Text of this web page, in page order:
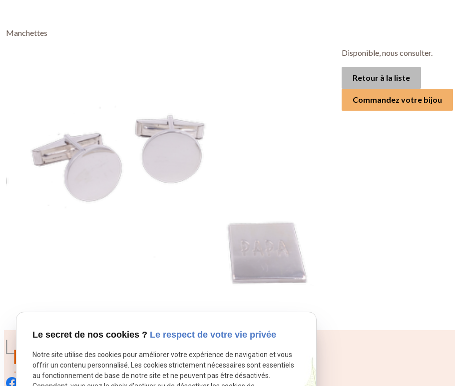
Manchettes
Disponible, nous consulter.
Retour à la liste
Commandez votre bijou
Le secret de nos cookies ? Le respect de votre vie privée
Notre site utilise des cookies pour améliorer votre expérience de navigation et vous
offrir un contenu personnalisé. Les cookies strictement nécessaires sont essentiels
au fonctionnement de base de notre site et ne peuvent pas être désactivés.